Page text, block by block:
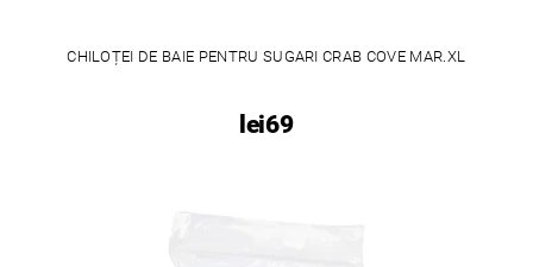
CHILOȚEI DE BAIE PENTRU SUGARI CRAB COVE MAR.XL
lei69